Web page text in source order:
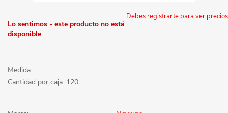
Debes registrarte para ver precios
Lo sentimos - este producto no está
disponible
Medida:
Cantidad por caja: 120